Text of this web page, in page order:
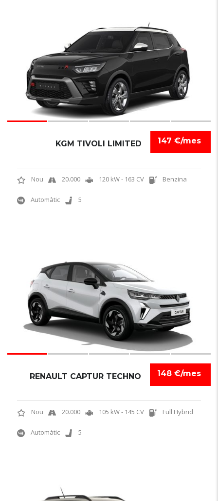
147 €/mes
KGM TIVOLI LIMITED
Nou 20.000 120 kW - 163 CV Benzina
Automàtic 5
148 €/mes
RENAULT CAPTUR TECHNO
Nou 20.000 105 kW - 145 CV Full Hybrid
Automàtic 5